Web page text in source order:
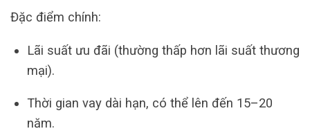
Đặc điểm chính:
Lãi suất ưu đãi (thường thấp hơn lãi suất thương
mại).
Thời gian vay dài hạn, có thể lên đến 15–20
năm.